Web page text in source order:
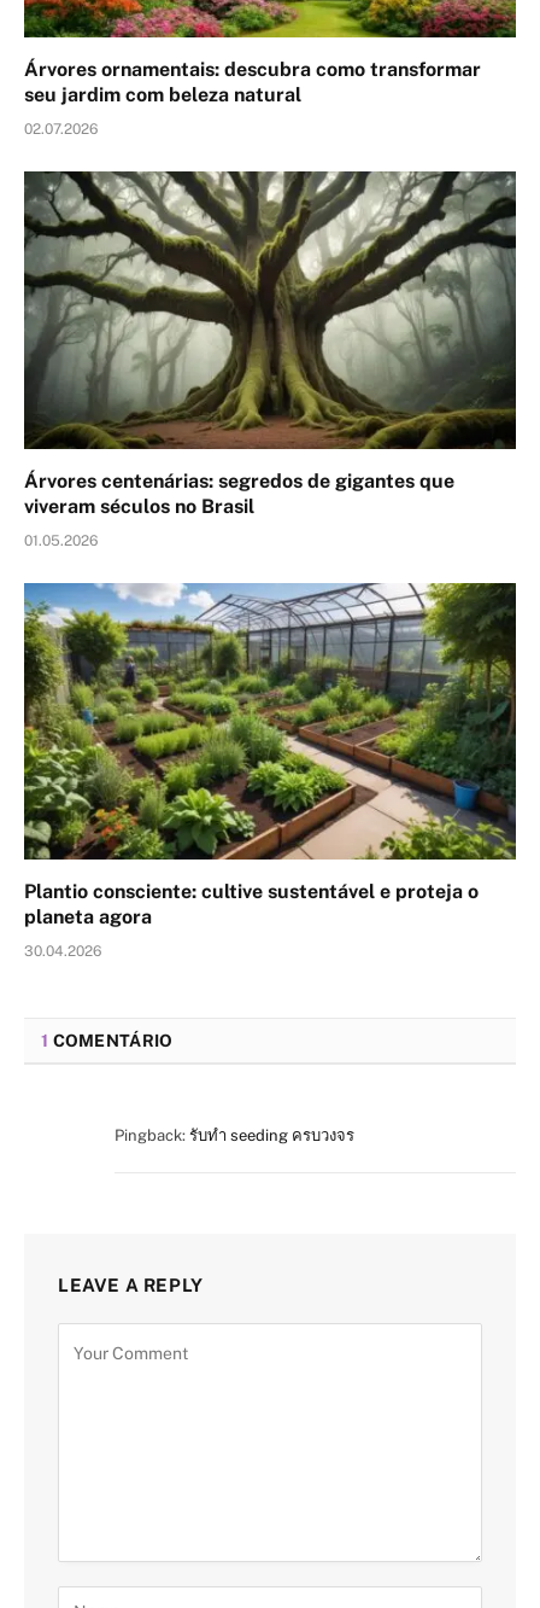
Árvores ornamentais: descubra como transformar
seu jardim com beleza natural
02.07.2026
Árvores centenárias: segredos de gigantes que
viveram séculos no Brasil
01.05.2026
Plantio consciente: cultive sustentável e proteja o
planeta agora
30.04.2026
1 COMENTÁRIO
Pingback: รับทำ seeding ครบวงจร
LEAVE A REPLY